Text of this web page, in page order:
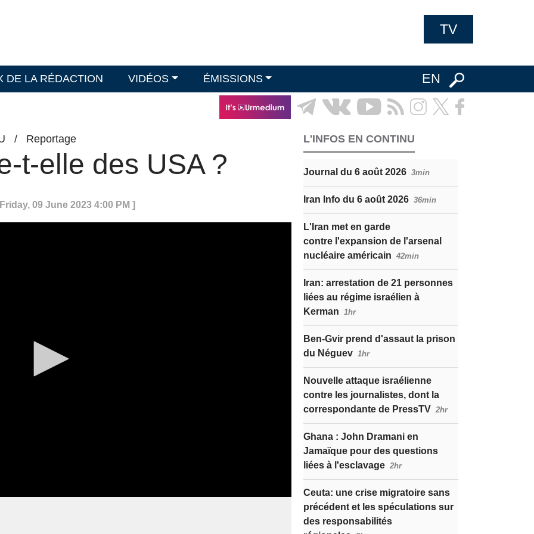
TV
DE LA RÉDACTION VIDÉOS ÉMISSIONS EN
/ Reportage
t-elle des USA ?
09 June 2023 4:00 PM ]
L'INFOS EN CONTINU
Journal du 6 août 2026 3min
Iran Info du 6 août 2026 36min
L'Iran met en garde
contre l'expansion de l'arsenal
nucléaire américain 42min
Iran: arrestation de 21 personnes
liées au régime israélien à
Kerman 1hr
Ben-Gvir prend d'assaut la prison
du Néguev 1hr
Nouvelle attaque israélienne
contre les journalistes, dont la
correspondante de PressTV 2hr
Ghana : John Dramani en
Jamaïque pour des questions
liées à l'esclavage 2hr
Ceuta: une crise migratoire sans
précédent et les spéculations sur
des responsabilités